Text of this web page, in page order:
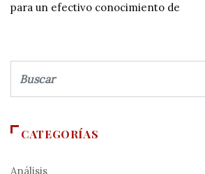
para un efecti­vo conocimiento de
CATEGORÍAS
Análisis